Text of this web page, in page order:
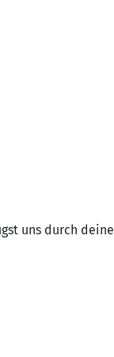
uns durch deine